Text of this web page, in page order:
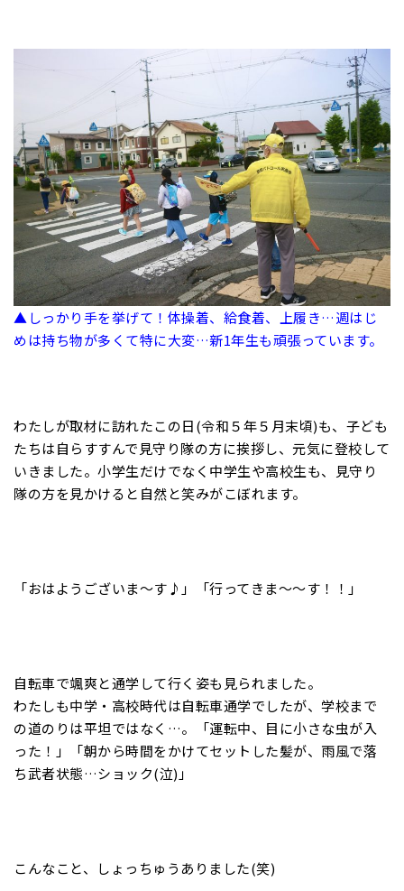
▲しっかり手を挙げて！体操着、給食着、上履き…週はじ
めは持ち物が多くて特に大変…新1年生も頑張っています。
わたしが取材に訪れたこの日(令和５年５月末頃)も、子ども
たちは自らすすんで見守り隊の方に挨拶し、元気に登校して
いきました。小学生だけでなく中学生や高校生も、見守り
隊の方を見かけると自然と笑みがこぼれます。
「おはようございま～す♪」「行ってきま～～す！！」
自転車で颯爽と通学して行く姿も見られました。
わたしも中学・高校時代は自転車通学でしたが、学校まで
の道のりは平坦ではなく…。「運転中、目に小さな虫が入
った！」「朝から時間をかけてセットした髪が、雨風で落
ち武者状態…ショック(泣)」
こんなこと、しょっちゅうありました(笑)